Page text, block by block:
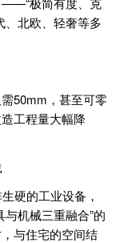
、北欧、轻奢等多
50mm，甚至可零
工程量大幅降
硬的工业设备，
机械三重融合”的
与住宅的空间结